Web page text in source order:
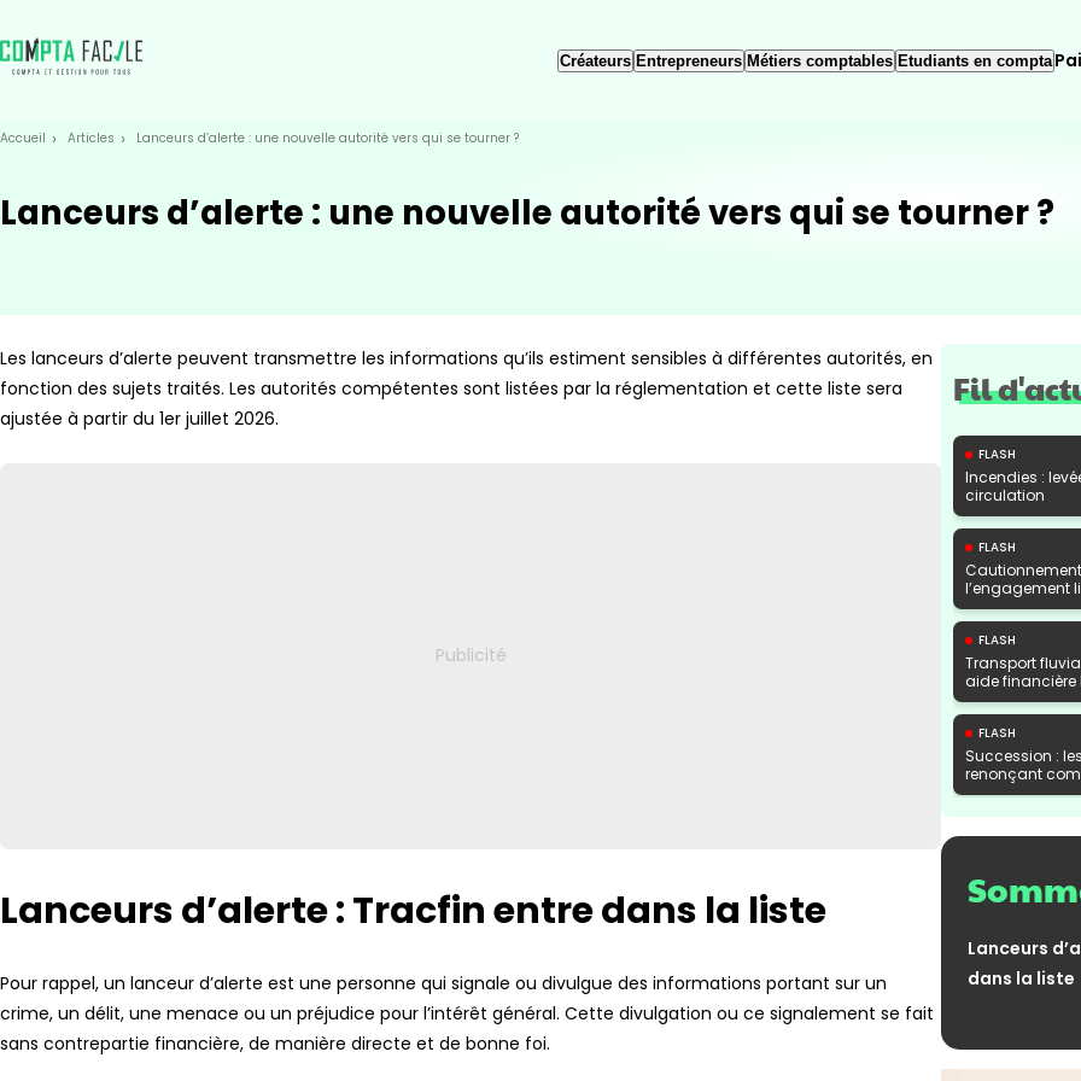
to
contenu
Créateurs Entrepreneurs Métiers comptables Etudiants en compta
Accueil Articles Lanceurs d’alerte : une nouvelle autorité vers qui se tourner ?
Lanceurs d’alerte : une nouvelle autorité vers qui se tourner ?
Les lanceurs d’alerte peuvent transmettre les informations qu’ils estiment sensibles à différentes autorités, en
fonction des sujets traités. Les autorités compétentes sont listées par la réglementation et cette liste sera
ajustée à partir du 1er juillet 2026.
Lanceurs d’alerte : Tracfin entre dans la liste
Pour rappel, un lanceur d’alerte est une personne qui signale ou divulgue des informations portant sur un
crime, un délit, une menace ou un préjudice pour l’intérêt général. Cette divulgation ou ce signalement se fait
sans contrepartie financière, de manière directe et de bonne foi.
Fil
FLASH
Incendies :
circulation
FLASH
l’engagement
FLASH
Transport
aide financière
FLASH
Succession :
renonçant
Taxe de 3 %
va la
factures
Lanceurs
dans la liste